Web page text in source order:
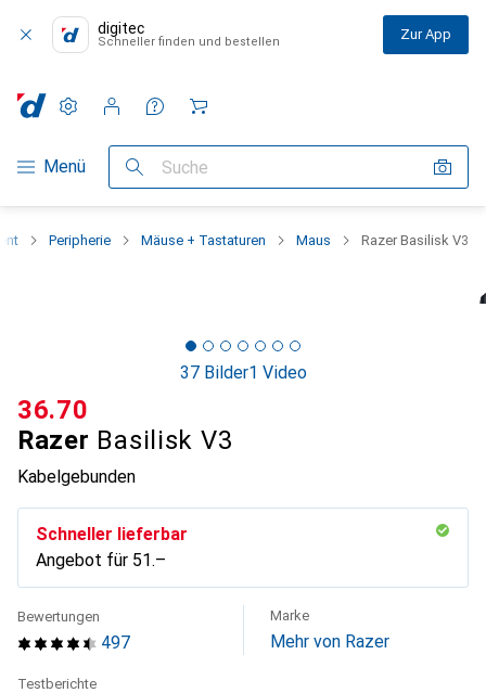
digitec
Schneller finden und bestellen Zur App
Navigation nach Kategorien
Menü Suche
Einstellungen
Kundenkonto
Vergleichslisten
Merklisten
Warenkorb
Peripherie Mäuse + Tastaturen Maus Razer Basilisk V3
37 Bilder1 Video
Razer Basilisk V3
Kabelgebunden
CHF
36.70
Schneller lieferbar
Angebot für CHF
51.–
497
Bewertungen Marke
Mehr von Razer
Testberichte